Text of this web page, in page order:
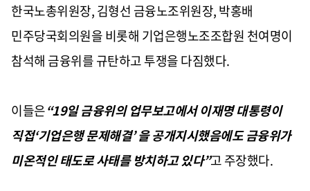
한국노총위원장, 김형선 금융노조위원장, 박홍배
민주당국회의원을 비롯해 기업은행노조조합원 천여명이
참석해 금융위를 규탄하고 투쟁을 다짐했다.
이들은“19일 금융위의 업무보고에서 이재명 대통령이
직접‘기업은행 문제해결’ 을 공개지시했음에도 금융위가
미온적인 태도로 사태를 방치하고 있다”고 주장했다.